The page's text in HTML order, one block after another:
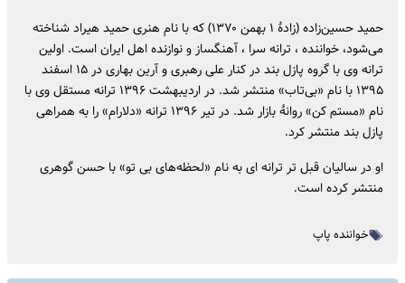
حمید حسین‌زاده (زادهٔ ۱ بهمن ۱۳۷۰) که با نام هنری حمید هیراد شناخته
می‌شود، خواننده ، ترانه سرا ،‌ آهنگساز و نوازنده اهل ایران است. اولین
ترانه وی با گروه پازل بند در کنار علی رهبری و آرین بهاری در ۱۵ اسفند
۱۳۹۵ با نام «بی‌تاب» منتشر شد. در اردیبهشت ۱۳۹۶ ترانه مستقل وی با
نام «مستم کن» روانهٔ بازار شد. در تیر ۱۳۹۶ ترانه «دلارام» را به همراهی
پازل بند منتشر کرد.
او در سالیان قبل تر ترانه ای به نام «لحظه‌های بی تو» با حسن گوهری
منتشر کرده است.
خواننده پاپ